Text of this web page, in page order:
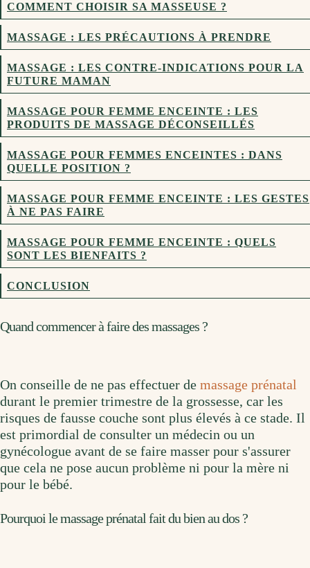
COMMENT CHOISIR SA MASSEUSE ?
MASSAGE : LES PRÉCAUTIONS À PRENDRE
MASSAGE : LES CONTRE-INDICATIONS POUR LA
FUTURE MAMAN
MASSAGE POUR FEMME ENCEINTE : LES
PRODUITS DE MASSAGE DÉCONSEILLÉS
MASSAGE POUR FEMMES ENCEINTES : DANS
QUELLE POSITION ?
MASSAGE POUR FEMME ENCEINTE : LES GESTES
À NE PAS FAIRE
MASSAGE POUR FEMME ENCEINTE : QUELS
SONT LES BIENFAITS ?
CONCLUSION
Quand commencer à faire des massages ?
On conseille de ne pas effectuer de massage prénatal
durant le premier trimestre de la grossesse, car les
risques de fausse couche sont plus élevés à ce stade. Il
est primordial de consulter un médecin ou un
gynécologue avant de se faire masser pour s'assurer
que cela ne pose aucun problème ni pour la mère ni
pour le bébé.
Pourquoi le massage prénatal fait du bien au dos ?